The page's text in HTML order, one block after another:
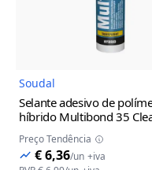
Soudal
Selante adesivo de
híbrido Multibond 35
Preço Tendência
€ 6,36/un +iva